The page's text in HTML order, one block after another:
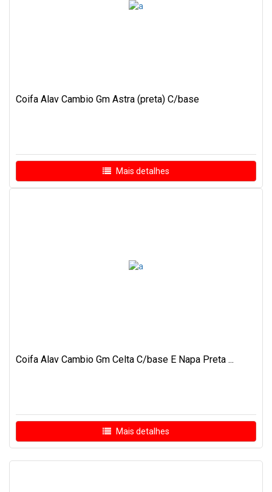
Coifa Alav Cambio Gm Astra (preta) C/base
Mais detalhes
Coifa Alav Cambio Gm Celta C/base E Napa Preta ...
Mais detalhes